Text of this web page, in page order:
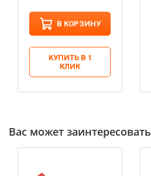
В КОРЗИНУ
КУПИТЬ В 1
КЛИК
Вас может заинтересовать